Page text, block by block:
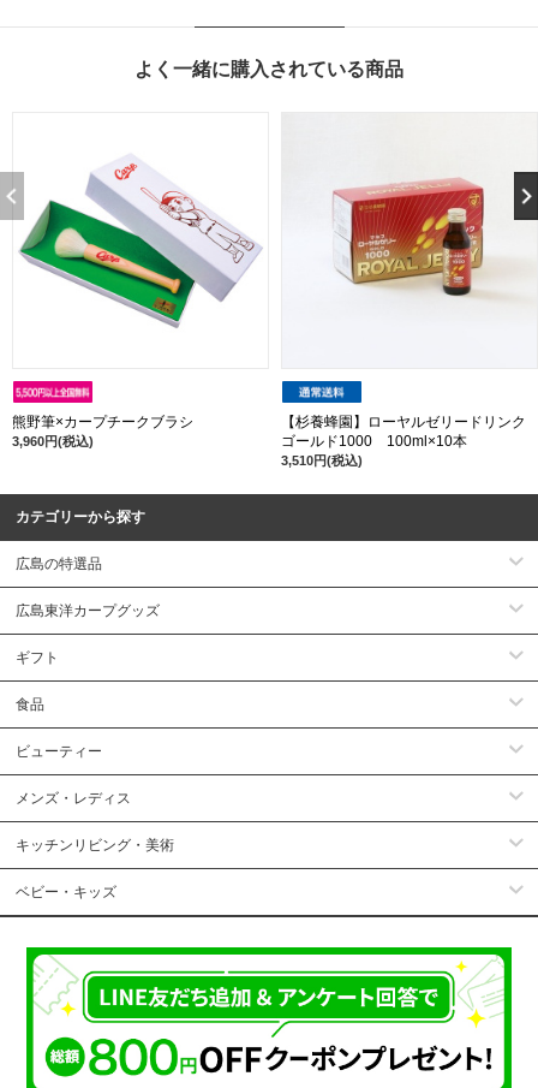
よく一緒に購入されている商品
熊野筆×カープチークブラシ
3,960円(税込)
【杉養蜂園】ローヤルゼリードリンク
ゴールド1000 100ml×10本
3,510円(税込)
カテゴリーから探す
広島の特選品
広島東洋カープグッズ
ギフト
食品
ビューティー
メンズ・レディス
キッチンリビング・美術
ベビー・キッズ